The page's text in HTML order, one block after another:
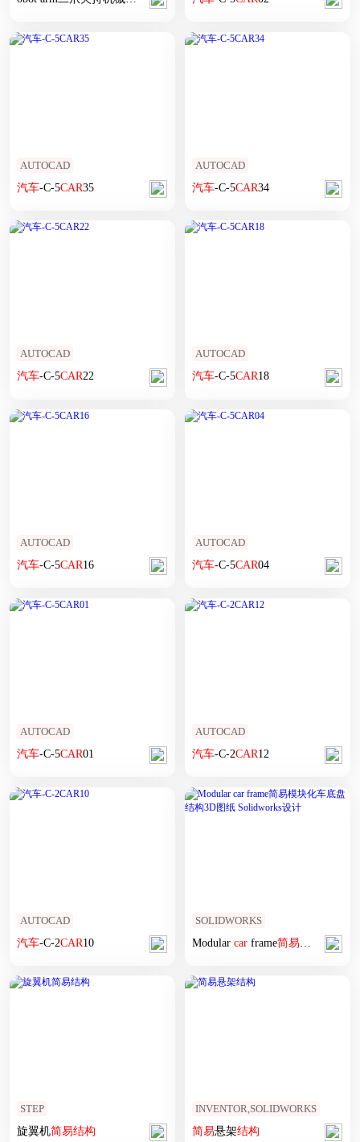
AUTOCAD
汽车-C-5CAR35
AUTOCAD
汽车-C-5CAR34
AUTOCAD
汽车-C-5CAR22
AUTOCAD
汽车-C-5CAR18
AUTOCAD
汽车-C-5CAR16
AUTOCAD
汽车-C-5CAR04
AUTOCAD
汽车-C-5CAR01
AUTOCAD
汽车-C-2CAR12
AUTOCAD
汽车-C-2CAR10
SOLIDWORKS
Modular carframe简易 模块化车底
STEP
旋翼机简易结构
INVENTOR,SOLIDWORKS
简易悬架结构